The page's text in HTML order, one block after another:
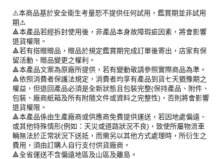
⚠️本商品基於安全衛生考量恕不提供任何試用，鑑賞期並非試用
期⚠️
🔺本產品若經拆封使用後，非產品本身故障瑕疵因素，將會影響
退貨權限。
🔺若有搭贈贈品，贈品於規定鑑賞期完成訂單後寄出，店家有保
留活動、贈品變更之權利。
🔺本產品文案為原廠所提供，若有變動敬請參照實際商品為準。
🔺依照消費者保護法規定，消費者均享有產品到貨七天猶豫期之
權益，但退回產品必須是全新狀態且包裝完整(保持產品、附件、
包裝、廠商紙箱及所有附隨文件或資料之完整性)，否則將會影響
退貨權限。
🔺本產品係由生產廠商或供應商免費提供運送，若因地處偏遠、
或其他特殊情形(例如：天災或道路狀況不良)，致使所屬物流車
輛無法於正常狀況下送抵，而需另以其他方式處理時，所衍生之
費用，須由訂購人自行支付供貨廠商。
🔺全省運送不含偏遠地區及山區及離島。